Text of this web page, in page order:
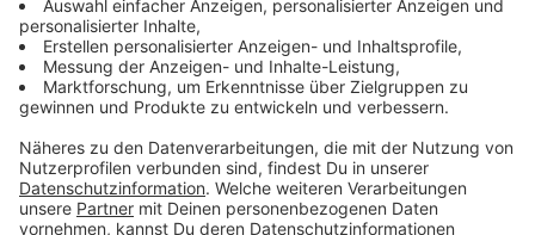
Dieser Song führte in den letzten acht Jahren zu einer
Reihe von anderen, die zusammen keinen Sinn ergaben,
aber wir sammelten weiter Songs und schrieben
weiter; wie wir es tun, in verschiedenen Hotelzimmern
Anzeige